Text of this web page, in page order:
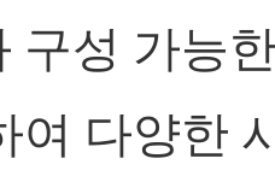
구성 가능
여 다양한